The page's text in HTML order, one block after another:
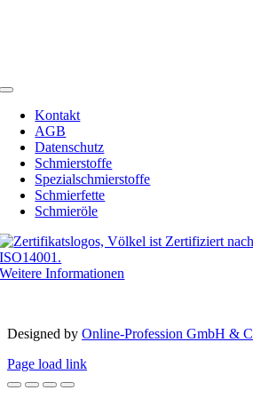
Toggle
NavigationKontakt
AGB
Datenschutz
Schmierstoffe
Spezialschmierstoffe
Schmierfette
Schmieröle
Weitere Informationen
Designed by­ Online-Profession GmbH &
Page load link